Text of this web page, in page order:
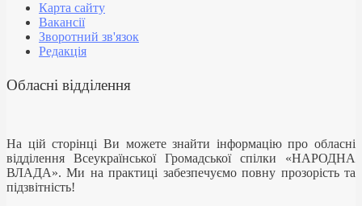
Карта сайту
Вакансії
Зворотний зв'язок
Редакція
Обласні відділення
На цій сторінці Ви можете знайти інформацію про обласні
відділення Всеукраїнської Громадської спілки «НАРОДНА
ВЛАДА». Ми на практиці забезпечуємо повну прозорість та
підзвітність!